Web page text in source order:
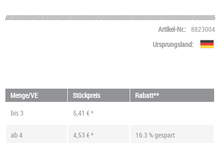
Artikel-Nr.: 8823004
Ursprungsland:
Menge/VE Stückpreis
Rabatt**
bis 3 5,41 € *
ab4 4,53 € * 16.3 % gespart